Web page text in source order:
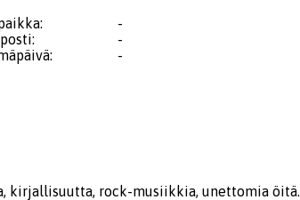
-
-
-
kirjallisuutta, rock-musiikkia, unettomia öitä.